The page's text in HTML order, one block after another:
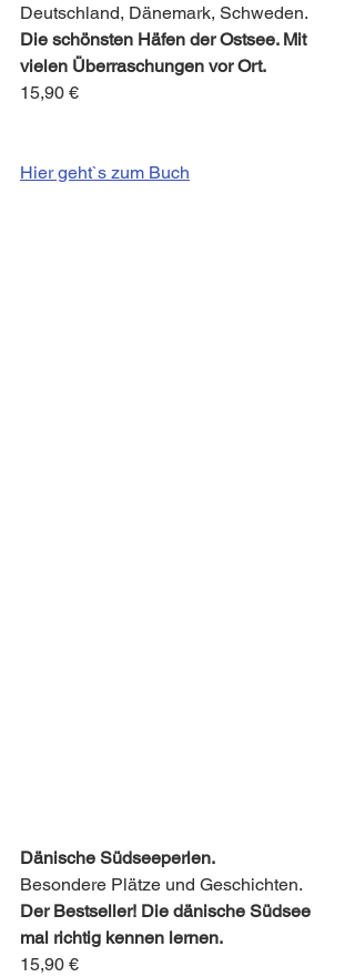
Deutschland, Dänemark, Schweden.
Die schönsten Häfen der Ostsee. Mit
vielen Überraschungen vor Ort.
15,90 €
Hier geht`s zum Buch
Dänische Südseeperlen.
Besondere Plätze und Geschichten.
Der Bestseller! Die dänische Südsee
mal richtig kennen lernen.
15,90 €